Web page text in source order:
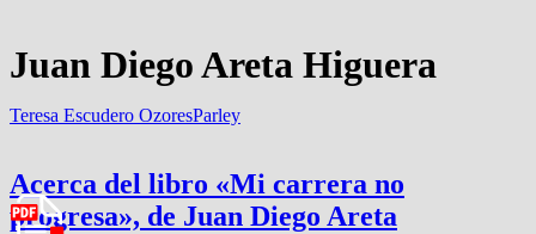
Juan Diego Areta Higuera
Teresa Escudero OzoresParley
Acerca del libro «Mi carrera no
progresa», de Juan Diego Areta